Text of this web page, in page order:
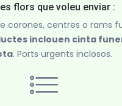
flors que voleu enviar :
corones, centres o rams
inclouen cinta
. Ports urgents inclosos.